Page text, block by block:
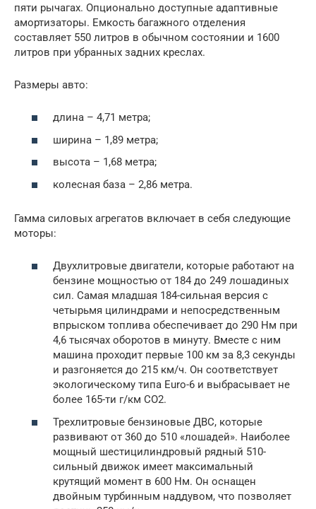
пяти рычагах. Опционально доступные адаптивные
амортизаторы. Емкость багажного отделения
составляет 550 литров в обычном состоянии и 1600
литров при убранных задних креслах.
Размеры авто:
длина – 4,71 метра;
ширина – 1,89 метра;
высота – 1,68 метра;
колесная база – 2,86 метра.
Гамма силовых агрегатов включает в себя следующие
моторы:
Двухлитровые двигатели, которые работают на
бензине мощностью от 184 до 249 лошадиных
сил. Самая младшая 184-сильная версия с
четырьмя цилиндрами и непосредственным
впрыском топлива обеспечивает до 290 Нм при
4,6 тысячах оборотов в минуту. Вместе с ним
машина проходит первые 100 км за 8,3 секунды
и разгоняется до 215 км/ч. Он соответствует
экологическому типа Euro-6 и выбрасывает не
более 165-ти г/км CO2.
Трехлитровые бензиновые ДВС, которые
развивают от 360 до 510 «лошадей». Наиболее
мощный шестицилиндровый рядный 510-
сильный движок имеет максимальный
крутящий момент в 600 Нм. Он оснащен
двойным турбинным наддувом, что позволяет